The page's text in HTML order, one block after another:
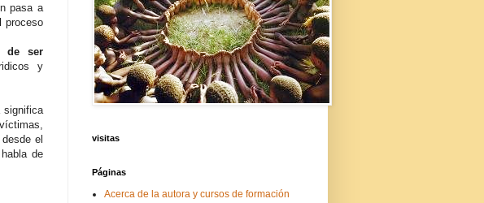
pasa a
proceso
de ser
y
significa
el
de
visitas
Páginas
Acerca de la autora y cursos de formación